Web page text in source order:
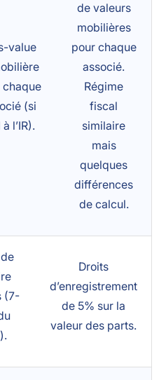
value
chaque
(si
l’IR).
de valeurs
mobilières
pour chaque
associé.
Régime
fiscal
similaire
mais
quelques
différences
de calcul.
(7-
Droits
d’enregistrement
de 5% sur la
valeur des parts.